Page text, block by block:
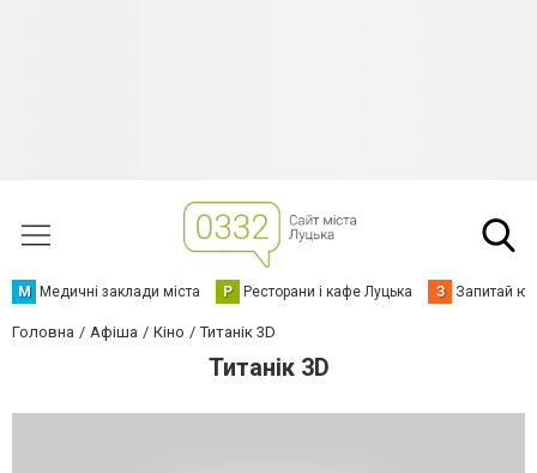
М Медичні заклади міста Р Ресторани і кафе Луцька З Запитай
Головна Афіша Кіно Титанік 3D
Титанік 3D